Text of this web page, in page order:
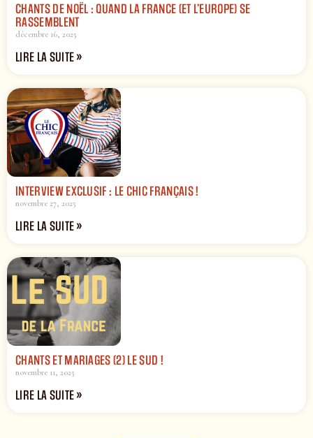
CHANTS DE NOËL : QUAND LA FRANCE (ET L’EUROPE) SE
RASSEMBLENT
décembre 16, 2025
LIRE LA SUITE »
INTERVIEW EXCLUSIF : LE CHIC FRANÇAIS !
novembre 27, 2025
LIRE LA SUITE »
CHANTS ET MARIAGES (2) LE SUD !
novembre 11, 2025
LIRE LA SUITE »